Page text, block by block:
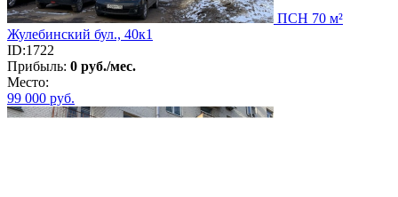
ПСН 70 м²
Жулебинский бул., 40к1
ID:1722
Прибыль: 0 руб./мес.
Место:
99 000 руб.